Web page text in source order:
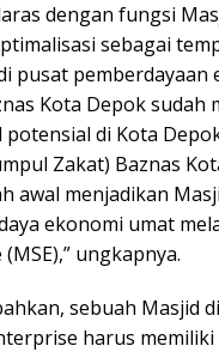
dengan fungsi
sebagai
pusat pemberdayaan
Kota Depok sudah
di Kota
Zakat) Baznas
awal menjadikan
ekonomi umat
ungkapnya.
sebuah Masjid
harus